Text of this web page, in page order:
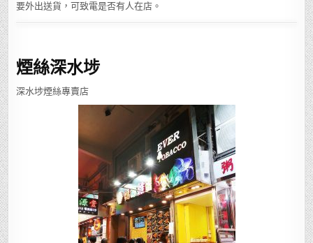
要外出送貨，可致電是否有人在店。
煙絲深水埗
深水埗煙絲專賣店